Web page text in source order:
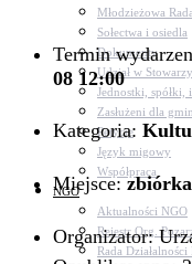
Młodzieżowa
Sołectwa i osiedla
Dokumenty
Udział w
Jednostki, spółki,
Zasłużeni dla
Petycje
Język migowy
Współpraca
NGO
Aktualności NGO
Rejestr Org.
Rada
Termin
08 12:00
Kategoria:
Miejsce:
Organizator: